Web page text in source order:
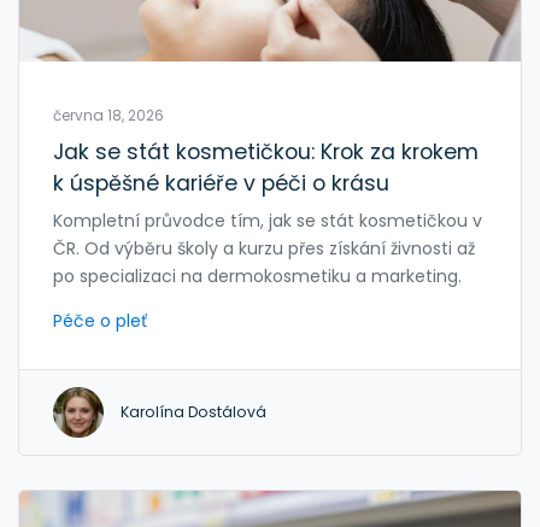
června 18, 2026
Jak se stát kosmetičkou: Krok za krokem
k úspěšné kariéře v péči o krásu
Kompletní průvodce tím, jak se stát kosmetičkou v
ČR. Od výběru školy a kurzu přes získání živnosti až
po specializaci na dermokosmetiku a marketing.
Péče o pleť
Karolína Dostálová